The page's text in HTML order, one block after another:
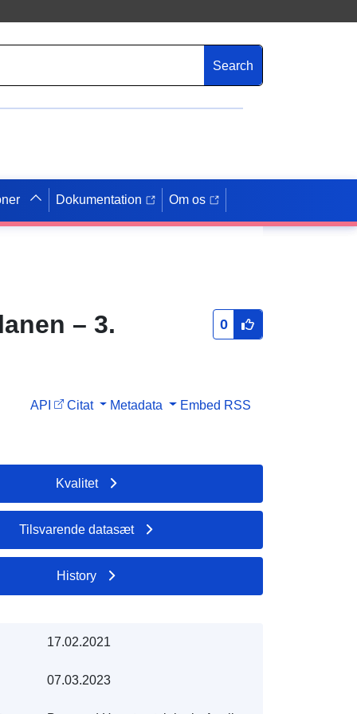
Search
Dokumentation Om os
– 3.
0
API Citat Metadata Embed RSS
Kvalitet
Tilsvarende datasæt
History
17.02.2021
07.03.2023